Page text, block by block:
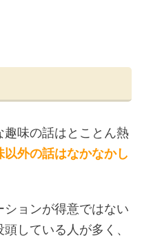
味の話はとことん熱
以外の話はなかなかし
ションが得意ではない
している人が多く、